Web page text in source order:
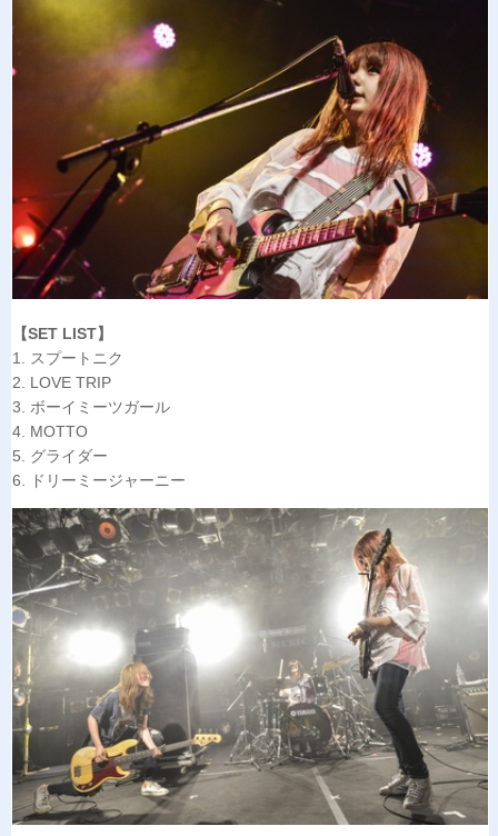
【SET LIST】
1. スプートニク
2. LOVE TRIP
3. ボーイミーツガール
4. MOTTO
5. グライダー
6. ドリーミージャーニー